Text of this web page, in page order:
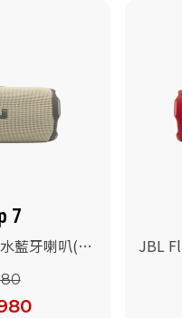
7
藍牙喇叭(沙
JBL